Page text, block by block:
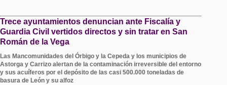
Trece ayuntamientos denuncian ante Fiscalía y
Guardia Civil vertidos directos y sin tratar en San
Román de la Vega
Las Mancomunidades del Órbigo y la Cepeda y los municipios de
Astorga y Carrizo alertan de la contaminación irreversible del entorno
y sus acuíferos por el depósito de las casi 500.000 toneladas de
basura de León y su alfoz